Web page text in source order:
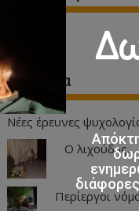
Διαφορα
Νέες έρευνες
Ο
Περίεργοι